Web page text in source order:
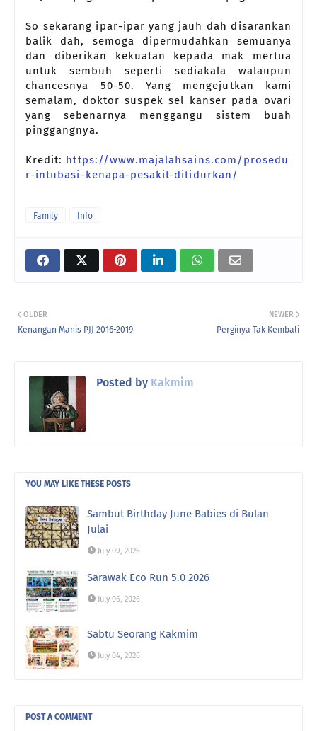
So sekarang ipar-ipar yang jauh dah disarankan
balik dah, semoga dipermudahkan semuanya
dan diberikan kekuatan kepada mak mertua
untuk sembuh seperti sediakala walaupun
chancesnya 50-50. Yang mengejutkan kami
semalam, doktor suspek sel kanser pada ovari
yang sebenarnya menggangu sistem buah
pinggangnya.
Kredit: https://www.majalahsains.com/prosedu
r-intubasi-kenapa-pesakit-ditidurkan/
Family Info
NEWER
Perginya Tak Kembali
OLDER
Kenangan Manis PJJ 2016-2019
Posted by Kakmim
YOU MAY LIKE THESE POSTS
Sambut Birthday June Babies di Bulan
Julai
July 09, 2026
Sarawak Eco Run 5.0 2026
July 06, 2026
Sabtu Seorang Kakmim
July 04, 2026
POST A COMMENT